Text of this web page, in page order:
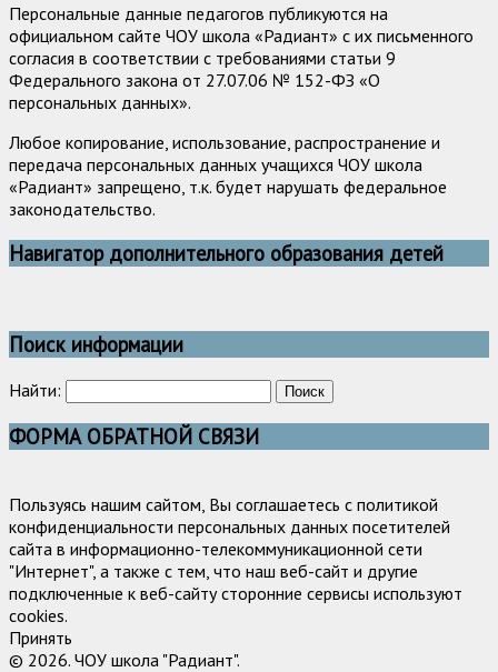
Персональные данные педагогов публикуются на
официальном сайте ЧОУ школа «Радиант» с их письменного
согласия в соответствии с требованиями статьи 9
Федерального закона от 27.07.06 № 152-ФЗ «О
персональных данных».
Любое копирование, использование, распространение и
передача персональных данных учащихся ЧОУ школа
«Радиант» запрещено, т.к. будет нарушать федеральное
законодательство.
Навигатор дополнительного образования детей
Поиск информации
Найти:
ФОРМА ОБРАТНОЙ СВЯЗИ
Пользуясь нашим сайтом, Вы соглашаетесь с политикой
конфиденциальности персональных данных посетителей
сайта в информационно-телекоммуникационной сети
"Интернет", а также с тем, что наш веб-сайт и другие
подключенные к веб-сайту сторонние сервисы используют
cookies.
Принять
© 2026. ЧОУ школа "Радиант".